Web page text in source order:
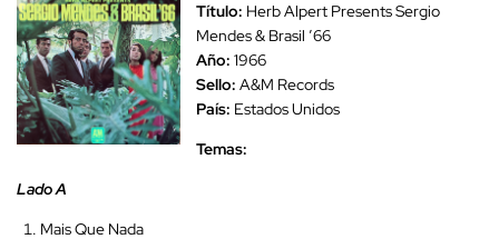
Título: Herb Alpert Presents Sergio
Mendes & Brasil ’66
Año: 1966
Sello: A&M Records
País: Estados Unidos
Temas:
Lado A
Mais Que Nada